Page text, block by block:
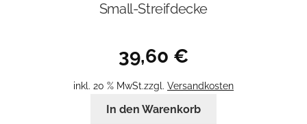
Small-Streifdecke
39,60 €
inkl. 20 % MwSt.zzgl. Versandkosten
In den Warenkorb